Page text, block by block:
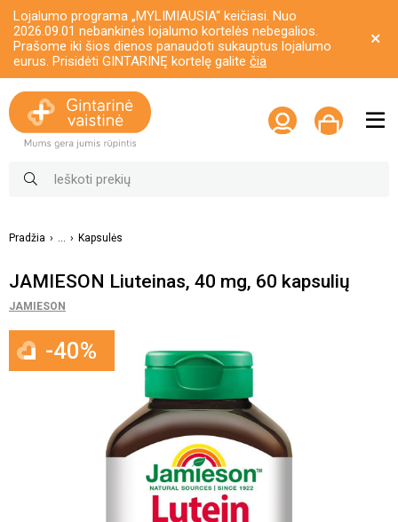
Lojalumo programa „MYLIMIAUSIA“ keičiasi. Nuo
2026.09.01 nebankinės lojalumo kortelės nebegalios.
Prašome iki šios dienos panaudoti sukauptus lojalumo
eurus. Prisidėti GINTARINĘ kortelę galite čia
Pradžia ... Kapsulės
JAMIESON Liuteinas, 40 mg, 60 kapsulių
JAMIESON
-40%